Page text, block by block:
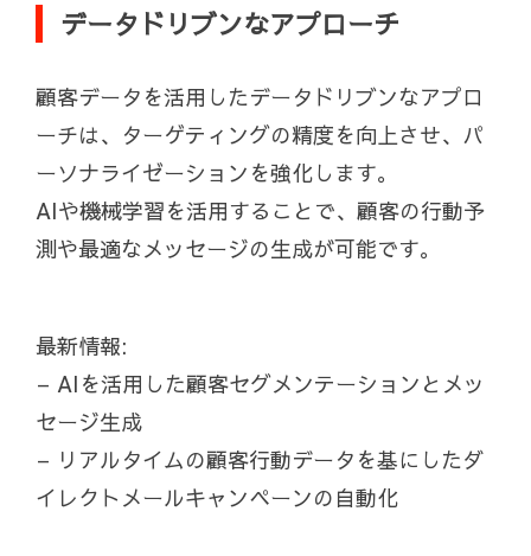
データドリブンなアプローチ
顧客データを活用したデータドリブンなアプロ
ーチは、ターゲティングの精度を向上させ、パ
ーソナライゼーションを強化します。
AIや機械学習を活用することで、顧客の行動予
測や最適なメッセージの生成が可能です。
最新情報:
– AIを活用した顧客セグメンテーションとメッ
セージ生成
– リアルタイムの顧客行動データを基にしたダ
イレクトメールキャンペーンの自動化